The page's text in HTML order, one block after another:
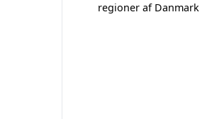
regioner af Danmark